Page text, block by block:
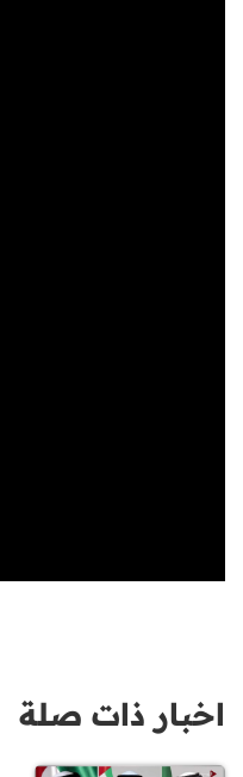
اخبار ذات صلة